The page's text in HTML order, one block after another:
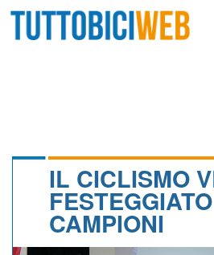
CALENDARIO
IL CICLISMO
CAMPIONI